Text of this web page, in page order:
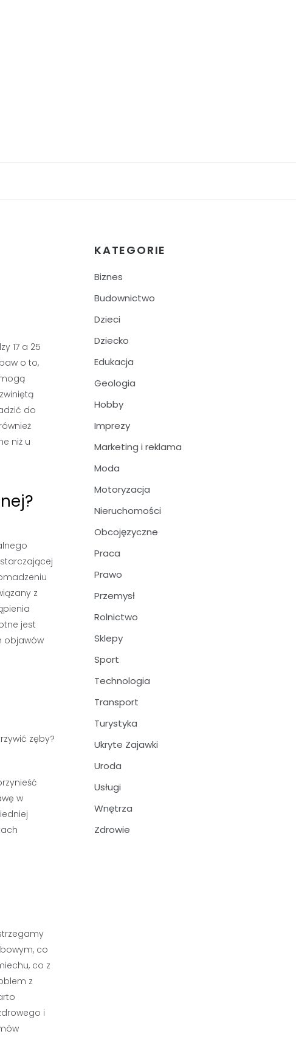
17 a 25
o to,
do
niż u
z
jest
objawów
w
co
co z
z
i
KATEGORIE
Biznes
Budownictwo
Dzieci
Dziecko
Edukacja
Geologia
Hobby
Imprezy
Marketing i reklama
Moda
Motoryzacja
Nieruchomości
Obcojęzyczne
Praca
Prawo
Przemysł
Rolnictwo
Sklepy
Sport
Technologia
Transport
Turystyka
Ukryte Zajawki
Uroda
Usługi
Wnętrza
Zdrowie